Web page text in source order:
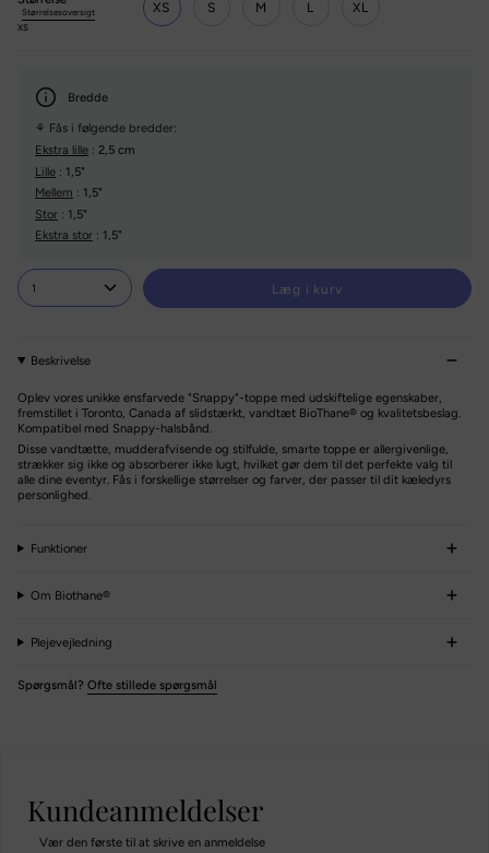
Størrelsesoversigt
XS
XS S M L XL
Bredde
⚘ Fås i følgende bredder:
Ekstra lille : 2,5 cm
Lille : 1,5"
Mellem : 1,5"
Stor : 1,5"
Ekstra stor : 1,5"
1 Læg i kurv
Beskrivelse
Oplev vores unikke ensfarvede "Snappy"-toppe med udskiftelige egenskaber,
fremstillet i Toronto, Canada af slidstærkt, vandtæt BioThane® og kvalitetsbeslag.
Kompatibel med Snappy-halsbånd.
Disse vandtætte, mudderafvisende og stilfulde, smarte toppe er allergivenlige,
strækker sig ikke og absorberer ikke lugt, hvilket gør dem til det perfekte valg til
alle dine eventyr. Fås i forskellige størrelser og farver, der passer til dit kæledyrs
personlighed.
Funktioner
Om Biothane®
Plejevejledning
Spørgsmål? Ofte stillede spørgsmål
Kundeanmeldelser
Vær den første til at skrive en anmeldelse
It seems that you are in
USD ($)